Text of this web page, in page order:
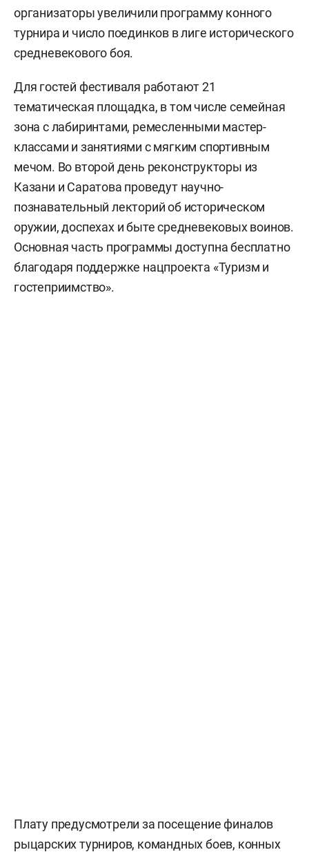
организаторы увеличили программу конного
турнира и число поединков в лиге исторического
средневекового боя.
Для гостей фестиваля работают 21
тематическая площадка, в том числе семейная
зона с лабиринтами, ремесленными мастер-
классами и занятиями с мягким спортивным
мечом. Во второй день реконструкторы из
Казани и Саратова проведут научно-
познавательный лекторий об историческом
оружии, доспехах и быте средневековых воинов.
Основная часть программы доступна бесплатно
благодаря поддержке нацпроекта «Туризм и
гостеприимство».
Плату предусмотрели за посещение финалов
рыцарских турниров, командных боев, конных